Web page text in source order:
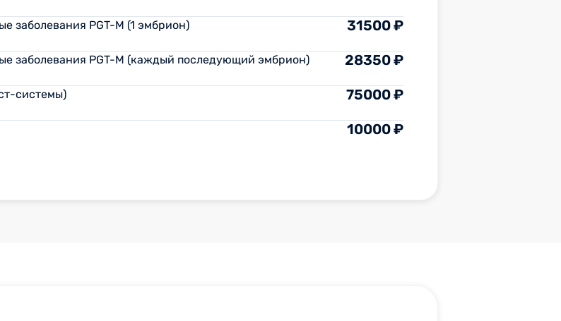
заболевания PGT-M (1 эмбрион) 31500 ₽
заболевания PGT-M (каждый последующий эмбрион) 28350 ₽
системы) 75000 ₽
10000 ₽